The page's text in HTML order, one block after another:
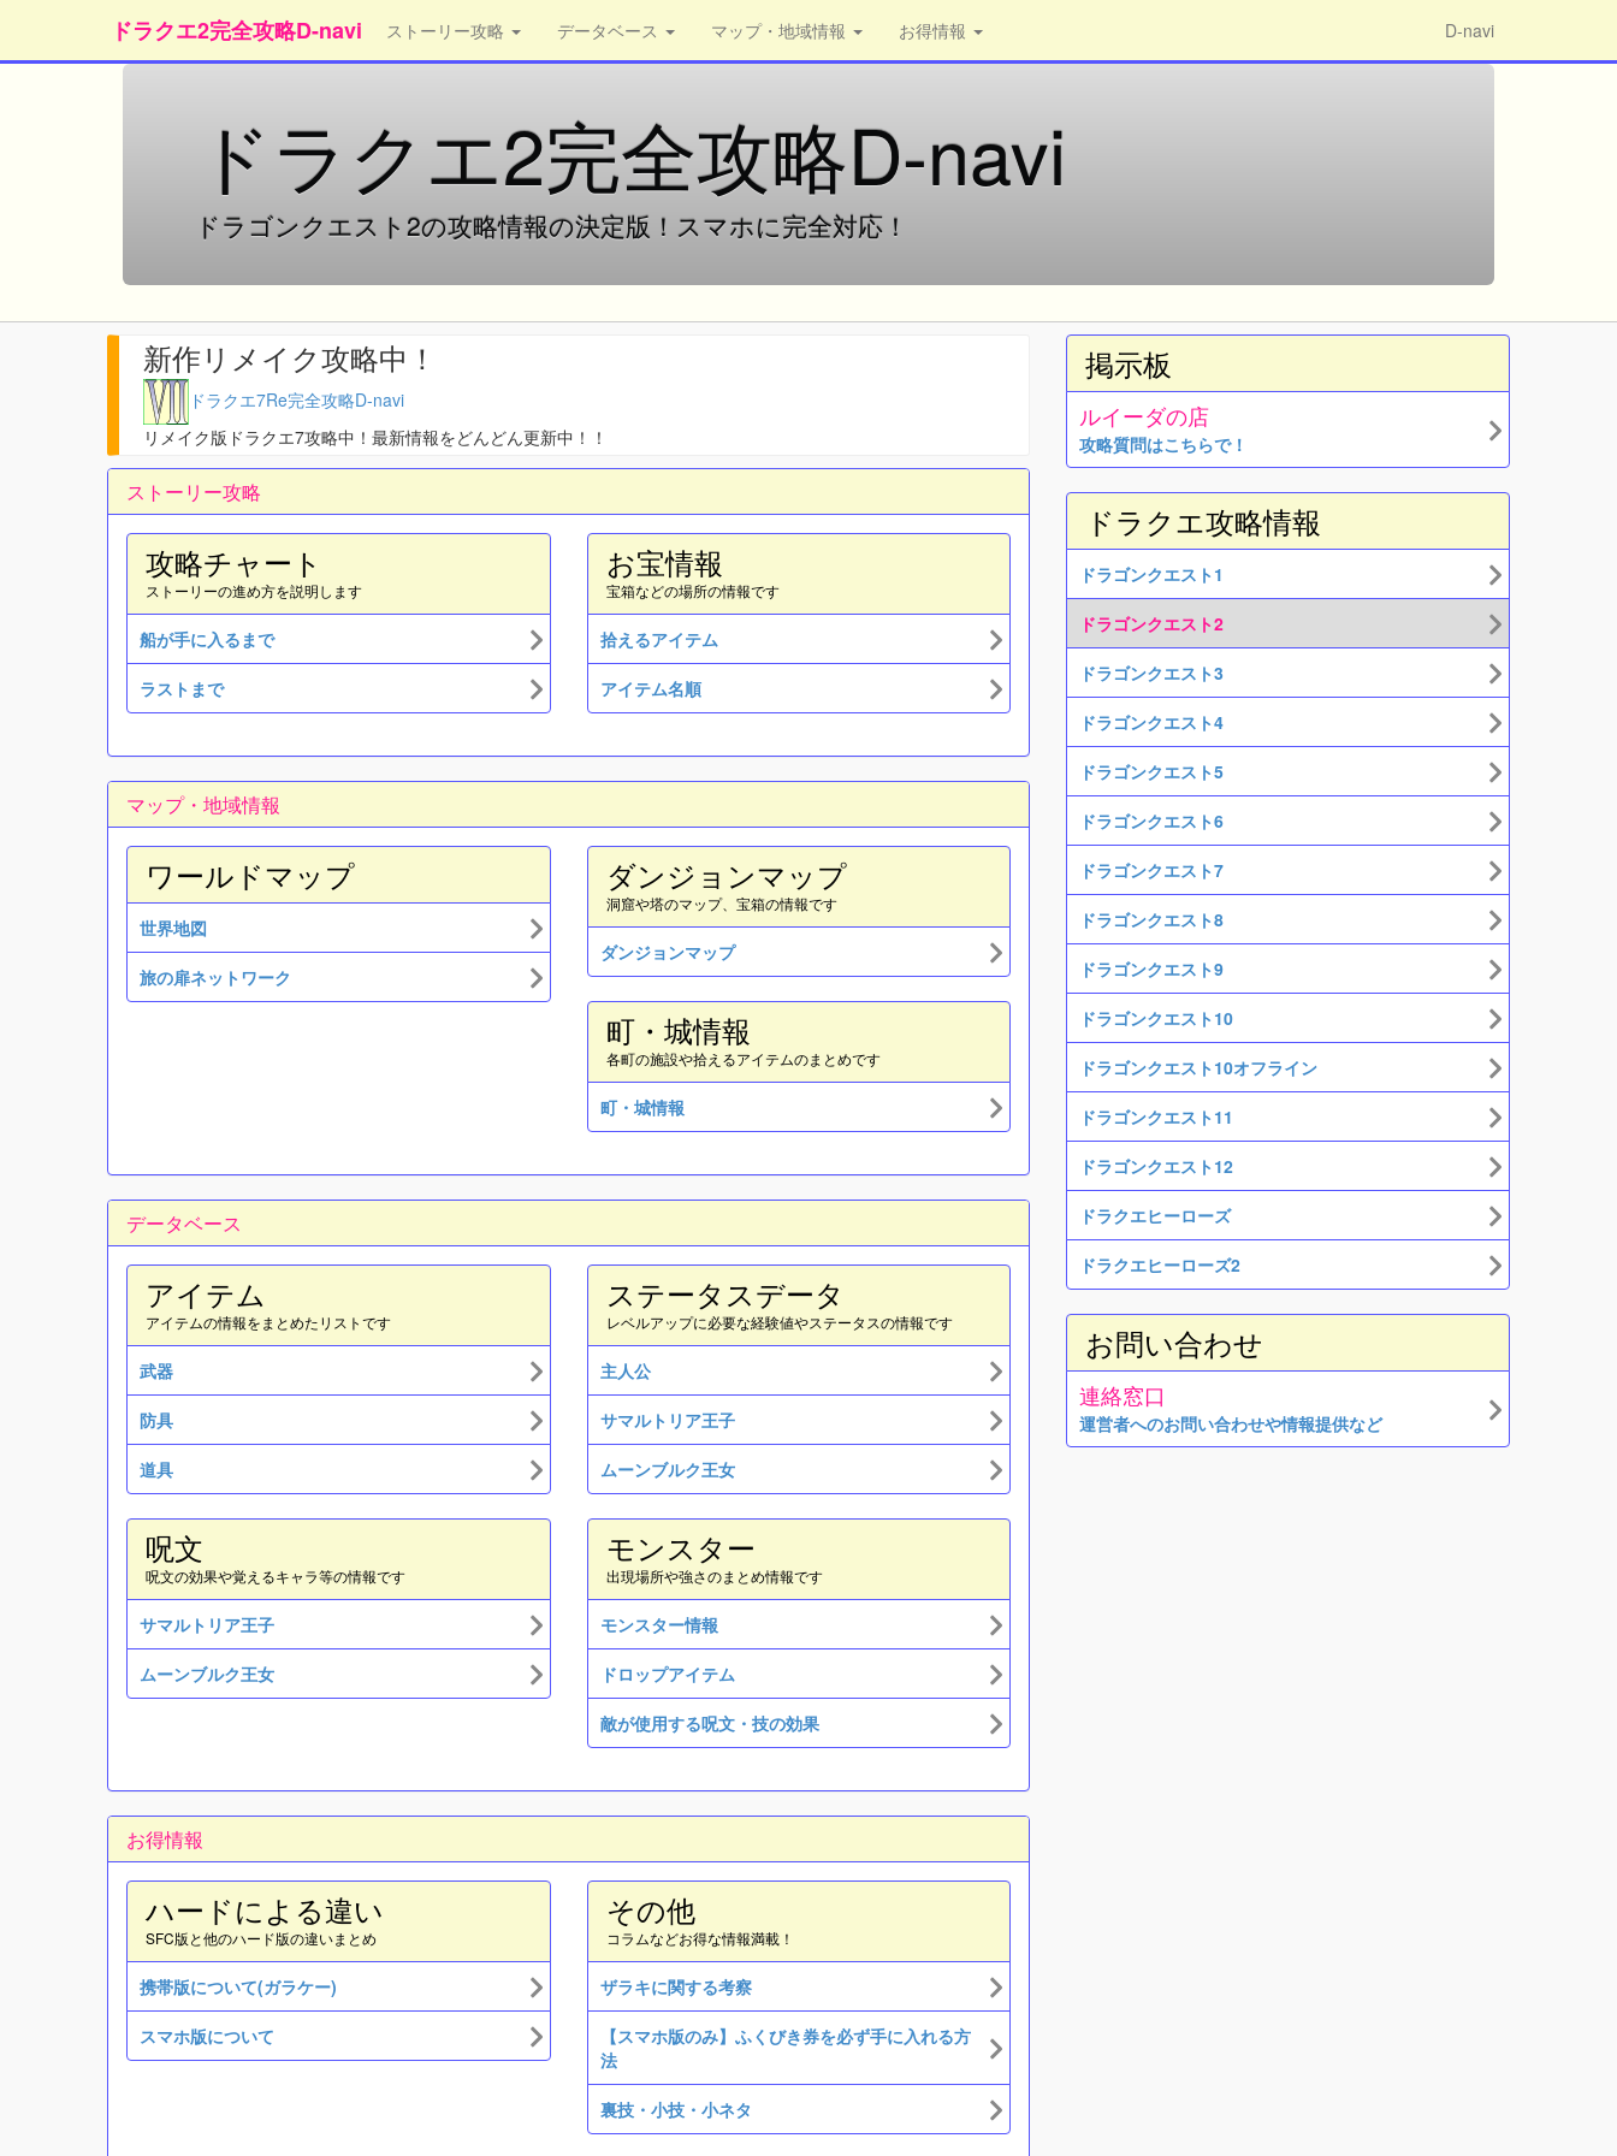
ドラクエ2完全攻略D-navi ストーリー攻略 データベース マップ・地域情報 お得情報 D-navi
ドラクエ2完全攻略D-navi
ドラゴンクエスト2の攻略情報の決定版！スマホに完全対応！
新作リメイク攻略中！
ドラクエ7Re完全攻略D-navi
リメイク版ドラクエ7攻略中！最新情報をどんどん更新中！！
ストーリー攻略
攻略チャート
ストーリーの進め方を説明します
船が手に入るまで
ラストまで
お宝情報
宝箱などの場所の情報です
拾えるアイテム
アイテム名順
マップ・地域情報
ワールドマップ
世界地図
旅の扉ネットワーク
ダンジョンマップ
洞窟や塔のマップ、宝箱の情報です
ダンジョンマップ
町・城情報
各町の施設や拾えるアイテムのまとめです
町・城情報
データベース
アイテム
アイテムの情報をまとめたリストです
武器
防具
道具
呪文
呪文の効果や覚えるキャラ等の情報です
サマルトリア王子
ムーンブルク王女
ステータスデータ
レベルアップに必要な経験値やステータスの情報です
主人公
サマルトリア王子
ムーンブルク王女
モンスター
出現場所や強さのまとめ情報です
モンスター情報
ドロップアイテム
敵が使用する呪文・技の効果
お得情報
ハードによる違い
SFC版と他のハード版の違いまとめ
携帯版について(ガラケー)
スマホ版について
その他
コラムなどお得な情報満載！
ザラキに関する考察
【スマホ版のみ】ふくびき券を必ず手に入れる方
法
裏技・小技・小ネタ
掲示板
ルイーダの店
攻略質問はこちらで！
ドラクエ攻略情報
ドラゴンクエスト1
ドラゴンクエスト2
ドラゴンクエスト3
ドラゴンクエスト4
ドラゴンクエスト5
ドラゴンクエスト6
ドラゴンクエスト7
ドラゴンクエスト8
ドラゴンクエスト9
ドラゴンクエスト10
ドラゴンクエスト10オフライン
ドラゴンクエスト11
ドラゴンクエスト12
ドラクエヒーローズ
ドラクエヒーローズ2
お問い合わせ
連絡窓口
運営者へのお問い合わせや情報提供など